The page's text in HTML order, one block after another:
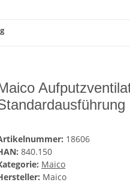
18606
840.150
Maico
Maico